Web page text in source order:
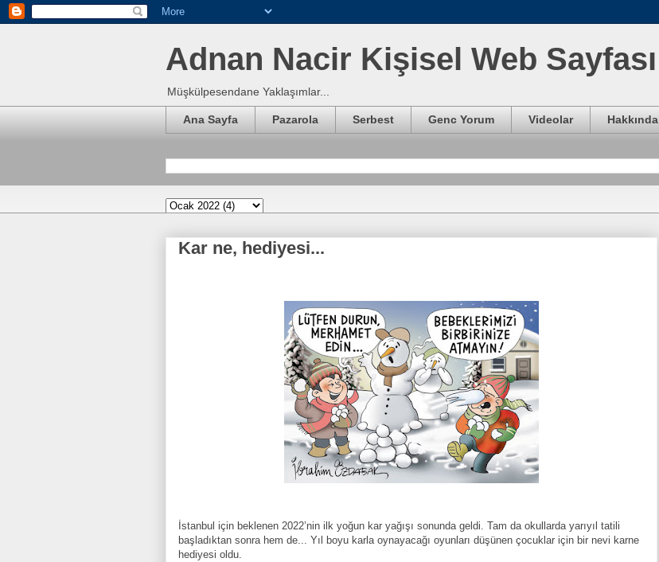
Adnan Nacir Kişisel Web Sayfası
Müşkülpesendane Yaklaşımlar...
Ana Sayfa Pazarola Serbest Genc Yorum Videolar Hakkında
Kar ne, hediyesi...
İstanbul için beklenen 2022’nin ilk yoğun kar yağışı sonunda geldi. Tam da okullarda yarıyıl tatili
başladıktan sonra hem de... Yıl boyu karla oynayacağı oyunları düşünen çocuklar için bir nevi karne
hediyesi oldu.